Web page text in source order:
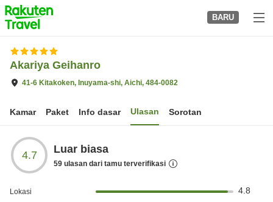
to
top
page
BARU
Akariya Geihanro
41-6 Kitakoken, Inuyama-shi, Aichi, 484-0082
Kamar Paket Info dasar Ulasan Sorotan
4.7 Luar biasa
59 ulasan dari tamu terverifikasi
Lokasi 4.8